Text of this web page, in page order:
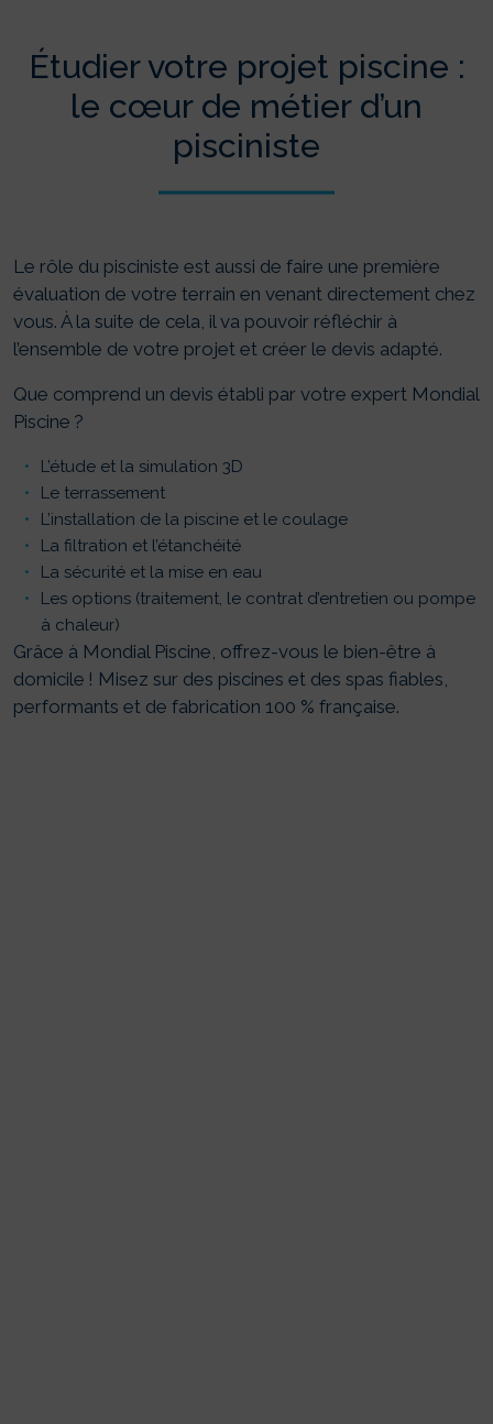
Étudier votre projet piscine :
le cœur de métier d’un
pisciniste
Le rôle du pisciniste est aussi de faire une première
évaluation de votre terrain en venant directement chez
vous. À la suite de cela, il va pouvoir réfléchir à
l’ensemble de votre projet et créer le devis adapté.
Que comprend un devis établi par votre expert Mondial
Piscine ?
L’étude et la simulation 3D
Le terrassement
L’installation de la piscine et le coulage
La filtration et l’étanchéité
La sécurité et la mise en eau
Les options (traitement, le contrat d’entretien ou pompe
à chaleur)
Grâce à Mondial Piscine, offrez-vous le bien-être à
domicile ! Misez sur des piscines et des spas fiables,
performants et de fabrication 100 % française.